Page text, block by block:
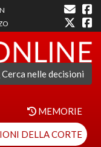
Cerca nelle decisioni
MEMORIE
DELLA CORTE